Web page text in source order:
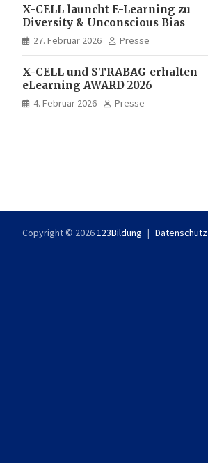
X-CELL launcht E-Learning zu
Diversity & Unconscious Bias
27. Februar 2026 Presse
X-CELL und STRABAG erhalten
eLearning AWARD 2026
4. Februar 2026 Presse
Copyright © 2026123Bildung Datenschutz